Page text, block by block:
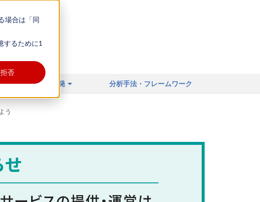
場合は「同
するために1
拒否
店舗開発 分析手法・フレームワーク
う